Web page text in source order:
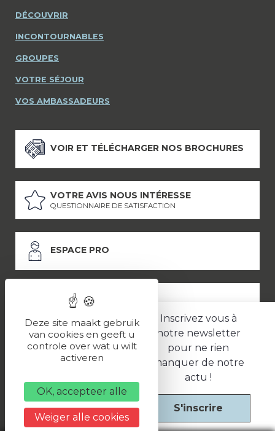
Inscrivez vous à
notre newsletter
pour ne rien
manquer de notre
actu !
S'inscrire
DÉCOUVRIR
INCONTOURNABLES
GROUPES
VOTRE SÉJOUR
VOS AMBASSADEURS
VOIR ET TÉLÉCHARGER NOS BROCHURES
VOTRE AVIS NOUS INTÉRESSE
QUESTIONNAIRE DE SATISFACTION
ESPACE PRO
ESPACE PRESSE
LES PARTENAIRES
Politique de confidentialité
Une réalisation
Deze site maakt gebruik
van cookies en geeft u
controle over wat u wilt
activeren
OK, accepteer alle
Weiger alle cookies